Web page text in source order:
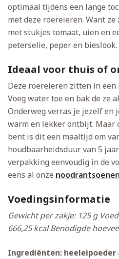
optimaal tijdens een lange
met deze roereieren. Want
met stukjes tomaat, uien en
peterselie, peper en bieslook.
Ideaal voor thuis of
Deze roereieren zitten in een
Voeg water toe en bak de ze
Onderweg verras je jezelf en
warm en lekker ontbijt. Maar
bent is dit een maaltijd om
houdbaarheidsduur van 5
verpakking eenvoudig in de
eens al onze
Voedingsinformatie
Gewicht per zakje: 125 g
666,25 kcalBenodigde
Ingrediënten: heeleipoeder